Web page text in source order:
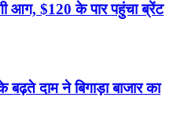
आग, $120 के पार पहुंचा ब्रेंट
दाम ने बिगाड़ा बाजार का